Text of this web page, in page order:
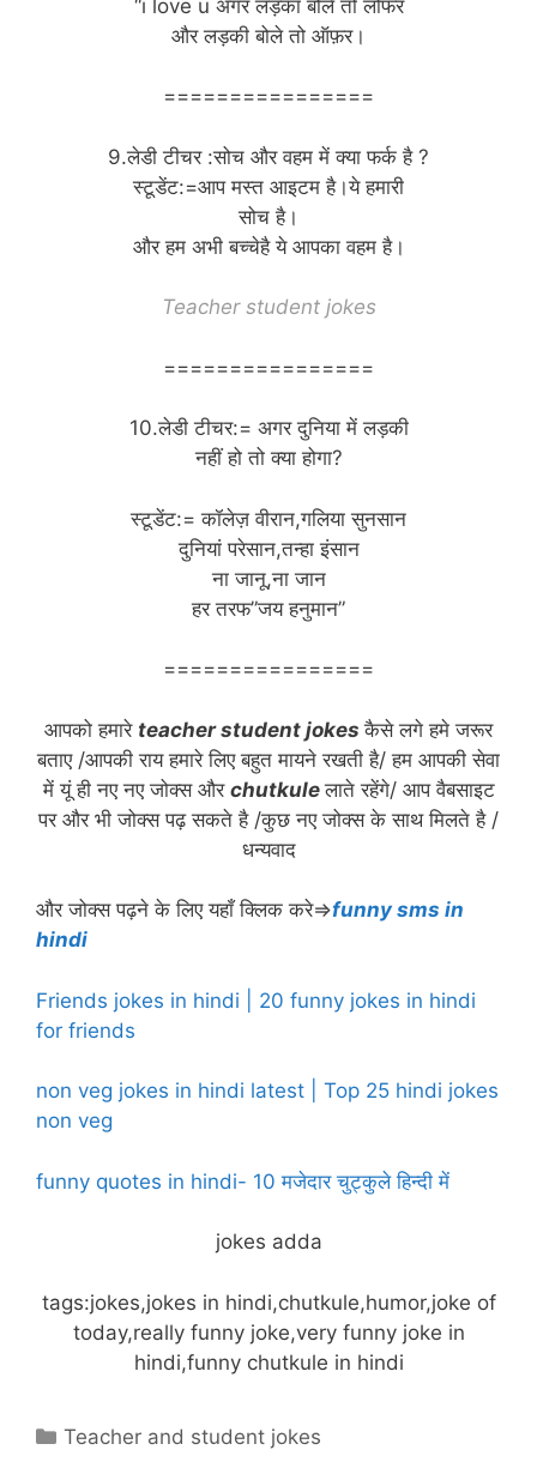
“i love u अगर लड़का बोले तो लोफर
और लड़की बोले तो ऑफ़र।
================
9.लेडी टीचर :सोच और वहम में क्या फर्क है ?
स्टूडेंट:=आप मस्त आइटम है।ये हमारी
सोच है।
और हम अभी बच्चेहै ये आपका वहम है।
Teacher student jokes
================
10.लेडी टीचर:= अगर दुनिया में लड़की
नहीं हो तो क्या होगा?
स्टूडेंट:= कॉलेज़ वीरान,गलिया सुनसान
दुनियां परेसान,तन्हा इंसान
ना जानू,ना जान
हर तरफ”जय हनुमान”
================
आपको हमारे teacher student jokesकैसे लगे हमे जरूर
बताए /आपकी राय हमारे लिए बहुत मायने रखती है/ हम आपकी सेवा
में यूं ही नए नए जोक्स और chutkuleलाते रहेंगे/ आप वैबसाइट
पर और भी जोक्स पढ़ सकते है /कुछ नए जोक्स के साथ मिलते है /
धन्यवाद
और जोक्स पढ़ने के लिए यहाँ क्लिक करे⇒funny sms in
hindi
Friends jokes in hindi | 20 funny jokes in hindi
for friends
non veg jokes in hindi latest | Top 25 hindi jokes
non veg
funny quotes in hindi- 10 मजेदार चुट्कुले हिन्दी में
jokes adda
tags:jokes,jokes in hindi,chutkule,humor,joke of
today,really funny joke,very funny joke in
hindi,funny chutkule in hindi
Categories
Teacher and student jokes